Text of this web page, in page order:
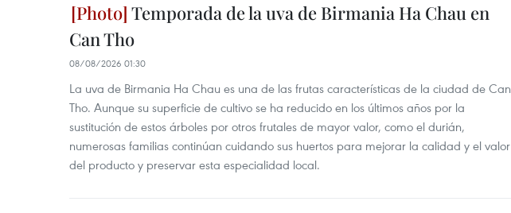
Temporada de la uva de Birmania Ha Chau en
Can Tho
08/08/2026 01:30
La uva de Birmania Ha Chau es una de las frutas características de la ciudad de Can
Tho. Aunque su superficie de cultivo se ha reducido en los últimos años por la
sustitución de estos árboles por otros frutales de mayor valor, como el durián,
numerosas familias continúan cuidando sus huertos para mejorar la calidad y el valor
del producto y preservar esta especialidad local.